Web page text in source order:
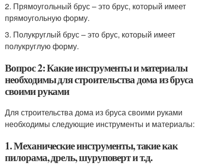
2. Прямоугольный брус – это брус, который имеет
прямоугольную форму.
3. Полукруглый брус – это брус, который имеет
полукруглую форму.
Вопрос 2: Какие инструменты и материалы
необходимы для строительства дома из бруса
своими руками
Для строительства дома из бруса своими руками
необходимы следующие инструменты и материалы:
1. Механические инструменты, такие как
пилорама, дрель, шуруповерт и т.д.